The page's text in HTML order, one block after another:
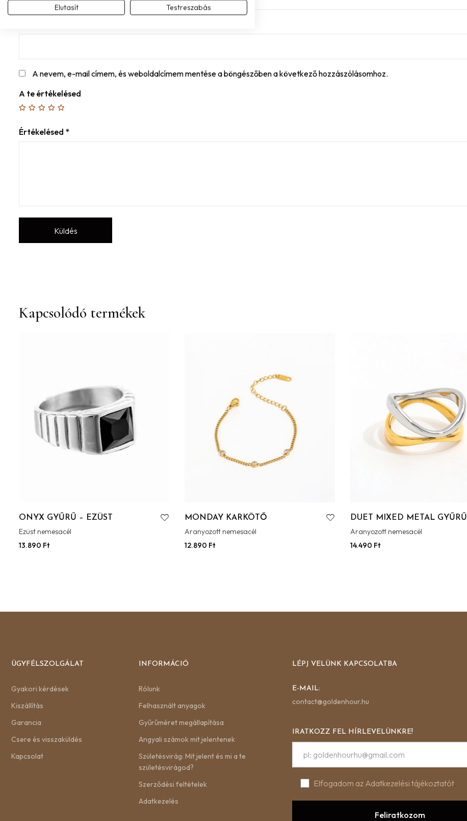
A nevem, e-mail címem, és weboldalcímem mentése a böngészőben a következő hozzászólásomhoz.
A te értékelésed
Értékelésed *
Kapcsolódó termékek
ONYX GYŰRŰ – EZÜST
Ezüst nemesacél
13.890 Ft
MONDAY KARKÖTŐ
Aranyozott nemesacél
12.890 Ft
DUET MIXED METAL GYŰRŰ
Aranyozott nemesacél
14.490 Ft
ÜGYFÉLSZOLGÁLAT
Gyakori kérdések
Kiszállítás
Garancia
Csere és visszaküldés
Kapcsolat
INFORMÁCIÓ
Rólunk
Felhasznált anyagok
Gyűrűméret megállapítása
Angyali számok mit jelentenek
Születésvirág: Mit jelent és mi a te
születésvirágod?
Szerződési feltételek
Adatkezelés
LÉPJ VELÜNK KAPCSOLATBA
E-MAIL:
contact@goldenhour.hu
IRATKOZZ FEL HÍRLEVELÜNKRE!
Elfogadom az Adatkezelési tájékoztatót.
Elutasít Testreszabás